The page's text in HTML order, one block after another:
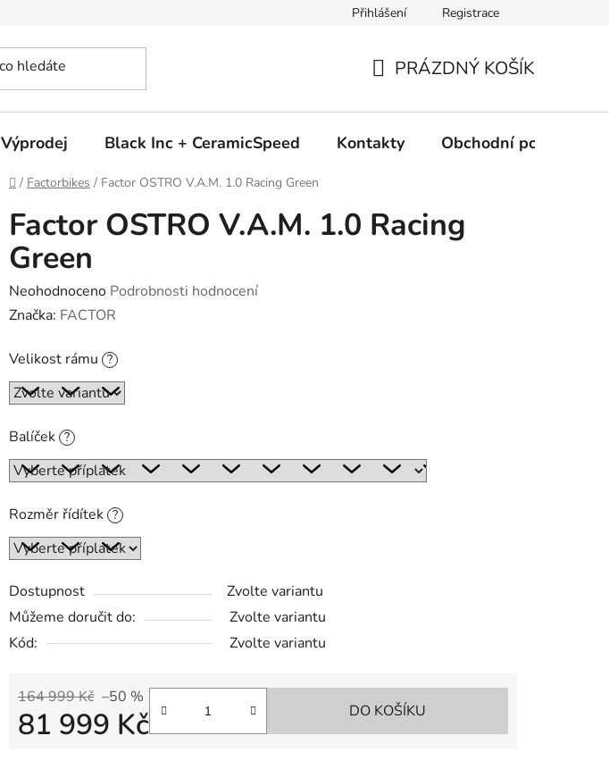
Přihlášení Registrace
KOŠÍK
PRÁZDNÝ KOŠÍK
Výprodej Black Inc + CeramicSpeed Kontakty Obchodní podmínky
Domů
/ Factorbikes / Factor OSTRO V.A.M. 1.0 Racing Green
Factor OSTRO V.A.M. 1.0 Racing
Green
Průměrné
hodnocení
je
0,0
z
5
hvězdiček.
Neohodnoceno Podrobnosti hodnocení
Značka: FACTOR
Velikost rámu ?
Balíček ?
Rozměr řídítek ?
Dostupnost
Zvolte variantu
Můžeme doručit do:
Zvolte variantu
Kód:
Zvolte variantu
164 999 Kč –50 %
81 999 Kč DO KOŠÍKU